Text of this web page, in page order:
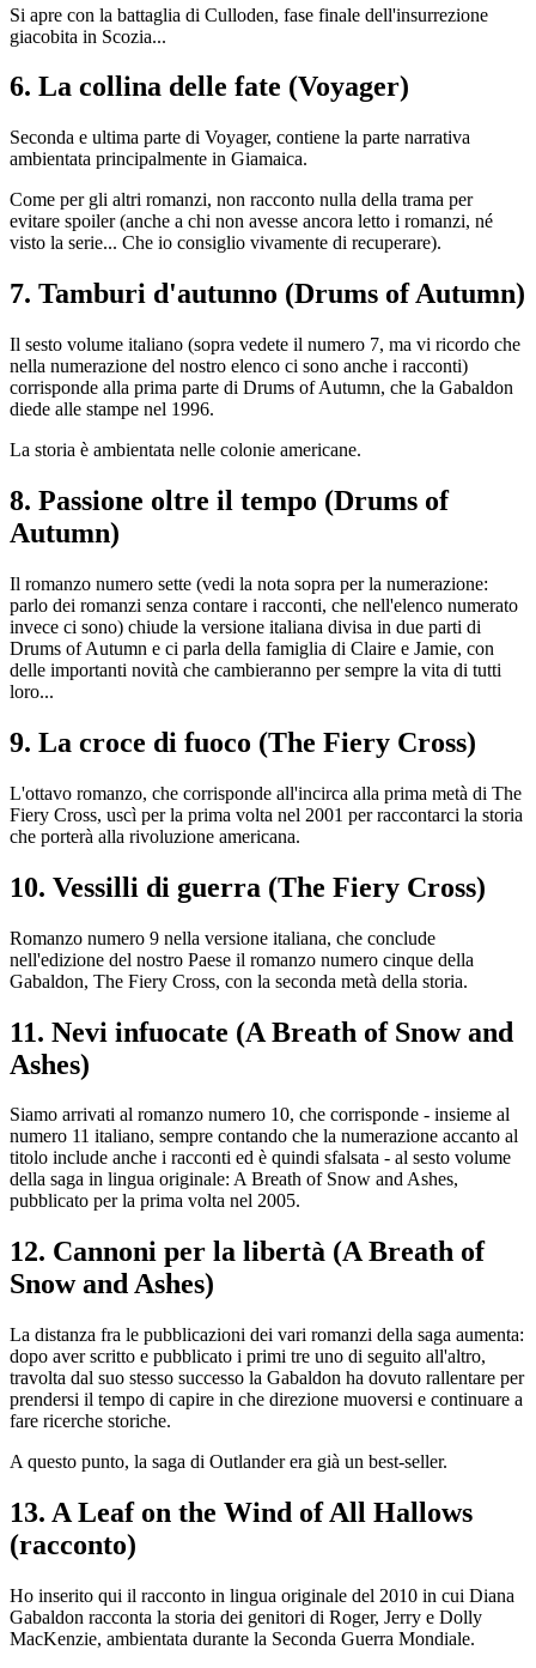
Si apre con la battaglia di Culloden, fase finale dell'insurrezione
giacobita in Scozia...
6. La collina delle fate (Voyager)
Seconda e ultima parte di Voyager, contiene la parte narrativa
ambientata principalmente in Giamaica.
Come per gli altri romanzi, non racconto nulla della trama per
evitare spoiler (anche a chi non avesse ancora letto i romanzi, né
visto la serie... Che io consiglio vivamente di recuperare).
7. Tamburi d'autunno (Drums of Autumn)
Il sesto volume italiano (sopra vedete il numero 7, ma vi ricordo che
nella numerazione del nostro elenco ci sono anche i racconti)
corrisponde alla prima parte di Drums of Autumn, che la Gabaldon
diede alle stampe nel 1996.
La storia è ambientata nelle colonie americane.
8. Passione oltre il tempo (Drums of
Autumn)
Il romanzo numero sette (vedi la nota sopra per la numerazione:
parlo dei romanzi senza contare i racconti, che nell'elenco numerato
invece ci sono) chiude la versione italiana divisa in due parti di
Drums of Autumn e ci parla della famiglia di Claire e Jamie, con
delle importanti novità che cambieranno per sempre la vita di tutti
loro...
9. La croce di fuoco (The Fiery Cross)
L'ottavo romanzo, che corrisponde all'incirca alla prima metà di The
Fiery Cross, uscì per la prima volta nel 2001 per raccontarci la storia
che porterà alla rivoluzione americana.
10. Vessilli di guerra (The Fiery Cross)
Romanzo numero 9 nella versione italiana, che conclude
nell'edizione del nostro Paese il romanzo numero cinque della
Gabaldon, The Fiery Cross, con la seconda metà della storia.
11. Nevi infuocate (A Breath of Snow and
Ashes)
Siamo arrivati al romanzo numero 10, che corrisponde - insieme al
numero 11 italiano, sempre contando che la numerazione accanto al
titolo include anche i racconti ed è quindi sfalsata - al sesto volume
della saga in lingua originale: A Breath of Snow and Ashes,
pubblicato per la prima volta nel 2005.
12. Cannoni per la libertà (A Breath of
Snow and Ashes)
La distanza fra le pubblicazioni dei vari romanzi della saga aumenta:
dopo aver scritto e pubblicato i primi tre uno di seguito all'altro,
travolta dal suo stesso successo la Gabaldon ha dovuto rallentare per
prendersi il tempo di capire in che direzione muoversi e continuare a
fare ricerche storiche.
A questo punto, la saga di Outlander era già un best-seller.
13. A Leaf on the Wind of All Hallows
(racconto)
Ho inserito qui il racconto in lingua originale del 2010 in cui Diana
Gabaldon racconta la storia dei genitori di Roger, Jerry e Dolly
MacKenzie, ambientata durante la Seconda Guerra Mondiale.